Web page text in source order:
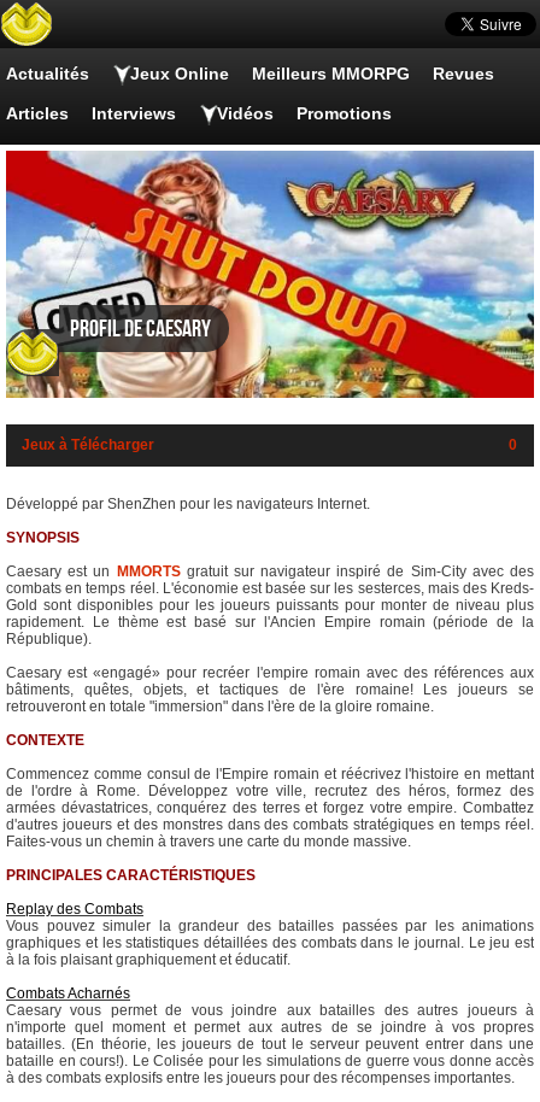
Actualités Jeux Online Meilleurs MMORPG Revues
Articles Interviews Vidéos Promotions
Profil de Caesary
Jeux à Télécharger 0
Développé par ShenZhen pour les navigateurs Internet.
SYNOPSIS
Caesary est un
MMORTSgratuit sur navigateur inspiré de Sim-City avec des
combats en temps réel. L'économie est basée sur les sesterces, mais des Kreds-
Gold sont disponibles pour les joueurs puissants pour monter de niveau plus
rapidement. Le thème est basé sur l'Ancien Empire romain (période de la
République).
Caesary est «engagé» pour recréer l'empire romain avec des références aux
bâtiments, quêtes, objets, et tactiques de l'ère romaine! Les joueurs se
retrouveront en totale "immersion" dans l'ère de la gloire romaine.
CONTEXTE
Commencez comme consul de l'Empire romain et réécrivez l'histoire en mettant
de l'ordre à Rome. Développez votre ville, recrutez des héros, formez des
armées dévastatrices, conquérez des terres et forgez votre empire. Combattez
d'autres joueurs et des monstres dans des combats stratégiques en temps réel.
Faites-vous un chemin à travers une carte du monde massive.
PRINCIPALES CARACTÉRISTIQUES
Replay des Combats
Vous pouvez simuler la grandeur des batailles passées par les animations
graphiques et les statistiques détaillées des combats dans le journal. Le jeu est
à la fois plaisant graphiquement et éducatif.
Combats Acharnés
Caesary vous permet de vous joindre aux batailles des autres joueurs à
n'importe quel moment et permet aux autres de se joindre à vos propres
batailles. (En théorie, les joueurs de tout le serveur peuvent entrer dans une
bataille en cours!). Le Colisée pour les simulations de guerre vous donne accès
à des combats explosifs entre les joueurs pour des récompenses importantes.